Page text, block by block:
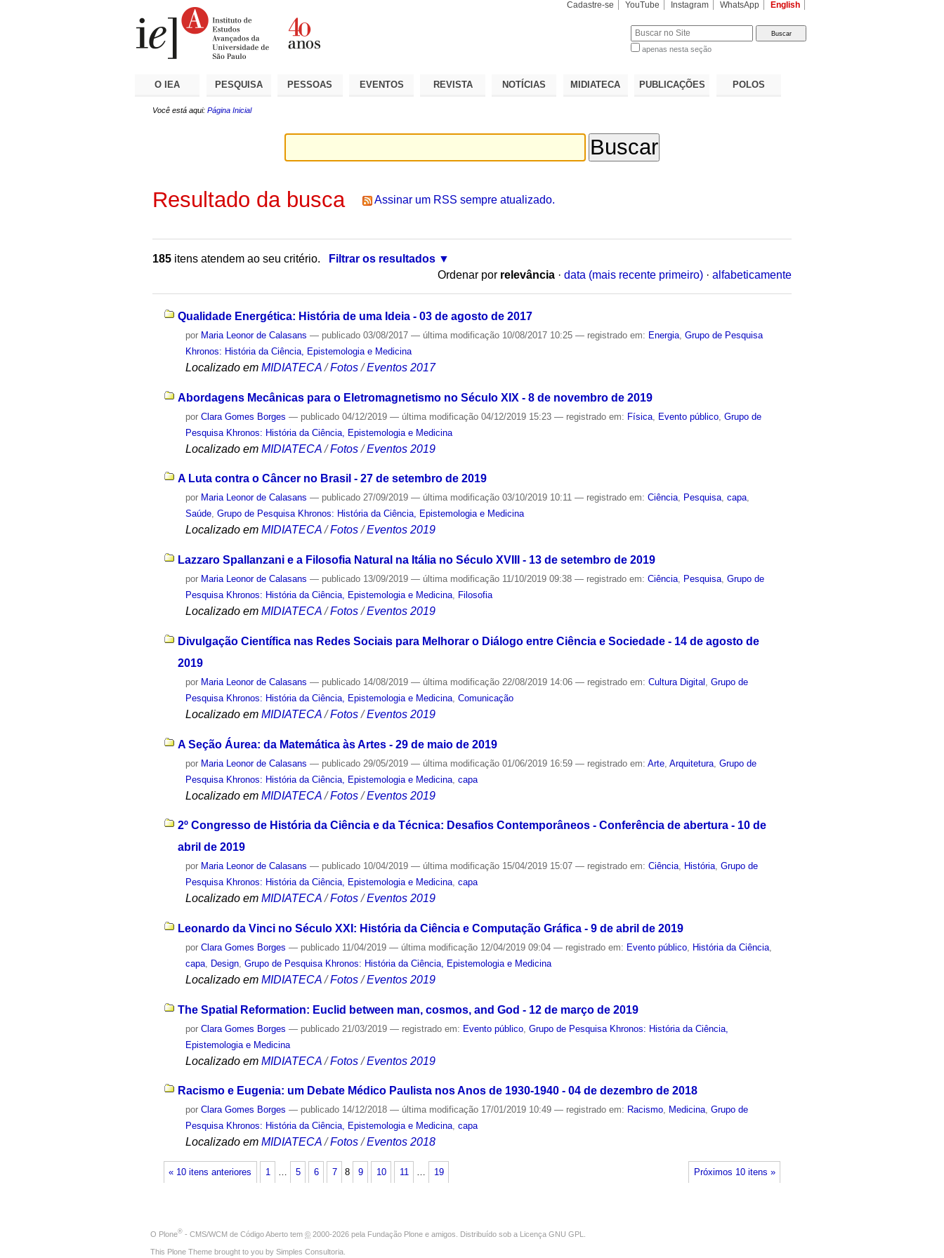
Cadastre-se YouTube Instagram WhatsApp English
apenas nesta seção
O IEA PESQUISA PESSOAS EVENTOS REVISTA NOTÍCIAS MIDIATECA PUBLICAÇÕES POLOS
Você está aqui: Página Inicial
Resultado da busca Assinar um RSS sempre atualizado.
185 itens atendem ao seu critério.
Filtrar os resultados
Ordenar por relevância · data (mais recente primeiro) · alfabeticamente
Qualidade Energética: História de uma Ideia - 03 de agosto de 2017
por Maria Leonor de Calasans — publicado 03/08/2017— última modificação 10/08/2017 10:25— registrado em: Energia ,Grupo de Pesquisa
Khronos: História da Ciência, Epistemologia e Medicina
Localizado em MIDIATECA /Fotos /Eventos 2017
Abordagens Mecânicas para o Eletromagnetismo no Século XIX - 8 de novembro de 2019
porClara Gomes Borges — publicado 04/12/2019— última modificação 04/12/2019 15:23— registrado em: Física Evento público ,Grupo de
Pesquisa Khronos: História da Ciência, Epistemologia e Medicina
Localizado em MIDIATECA /Fotos /Eventos 2019
A Luta contra o Câncer no Brasil - 27 de setembro de 2019
por Maria Leonor de Calasans — publicado 27/09/2019— última modificação 03/10/2019 10:11— registrado em:Ciência, Pesquisa,capa,
Saúde,Grupo de Pesquisa Khronos: História da Ciência, Epistemologia e Medicina
Localizado em MIDIATECA /Fotos /Eventos 2019
Lazzaro Spallanzani e a Filosofia Natural na Itália no Século XVIII - 13 de setembro de 2019
por Maria Leonor de Calasans — publicado 13/09/2019— última modificação 11/10/2019 09:38— registrado em:Ciência, Pesquisa,Grupo de
Pesquisa Khronos: História da Ciência, Epistemologia e Medicina, Filosofia
Localizado em MIDIATECA /Fotos /Eventos 2019
Divulgação Científica nas Redes Sociais para Melhorar o Diálogo entre Ciência e Sociedade - 14 de agosto de
2019
por Maria Leonor de Calasans — publicado 14/08/2019— última modificação 22/08/2019 14:06— registrado em:Cultura Digital ,Grupo de
Pesquisa Khronos: História da Ciência, Epistemologia e Medicina ,Comunicação
Localizado em MIDIATECA /Fotos /Eventos 2019
A Seção Áurea: da Matemática às Artes - 29 de maio de 2019
por Maria Leonor de Calasans — publicado 29/05/2019— última modificação 01/06/2019 16:59— registrado em:Arte ,Arquitetura ,Grupo de
Pesquisa Khronos: História da Ciência, Epistemologia e Medicina ,capa
Localizado em MIDIATECA /Fotos /Eventos 2019
2º Congresso de História da Ciência e da Técnica: Desafios Contemporâneos - Conferência de abertura - 10 de
abril de 2019
por Maria Leonor de Calasans — publicado 10/04/2019— última modificação 15/04/2019 15:07— registrado em:Ciência, História,Grupo de
Pesquisa Khronos: História da Ciência, Epistemologia e Medicina,capa
Localizado em MIDIATECA /Fotos /Eventos 2019
Leonardo da Vinci no Século XXI: História da Ciência e Computação Gráfica - 9 de abril de 2019
porClara Gomes Borges — publicado 11/04/2019— última modificação 12/04/2019 09:04— registrado em: Evento público História da Ciência
capa
Design ,Grupo de Pesquisa Khronos: História da Ciência, Epistemologia e Medicina
Localizado em MIDIATECA /Fotos /Eventos 2019
The Spatial Reformation: Euclid between man, cosmos, and God - 12 de março de 2019
porClara Gomes Borges — publicado 21/03/2019— registrado em: Evento público ,Grupo de Pesquisa Khronos: História da Ciência,
Epistemologia e Medicina
Localizado em MIDIATECA /Fotos /Eventos 2019
Racismo e Eugenia: um Debate Médico Paulista nos Anos de 1930-1940 - 04 de dezembro de 2018
porClara Gomes Borges — publicado 14/12/2018— última modificação 17/01/2019 10:49— registrado em: Racismo, Medicina,Grupo de
Pesquisa Khronos: História da Ciência, Epistemologia e Medicina,capa
Localizado em MIDIATECA /Fotos /Eventos 2018
« 10 itens anteriores Próximos 10 itens »
1 5 6 7 8 9 10 11 19
O Plone® - CMS/WCM de Código Aberto tem © 2000-2026 pela Fundação Plone e amigos. Distribuído sob a Licença GNU GPL
This Plone Theme brought to you by Simples Consultoria